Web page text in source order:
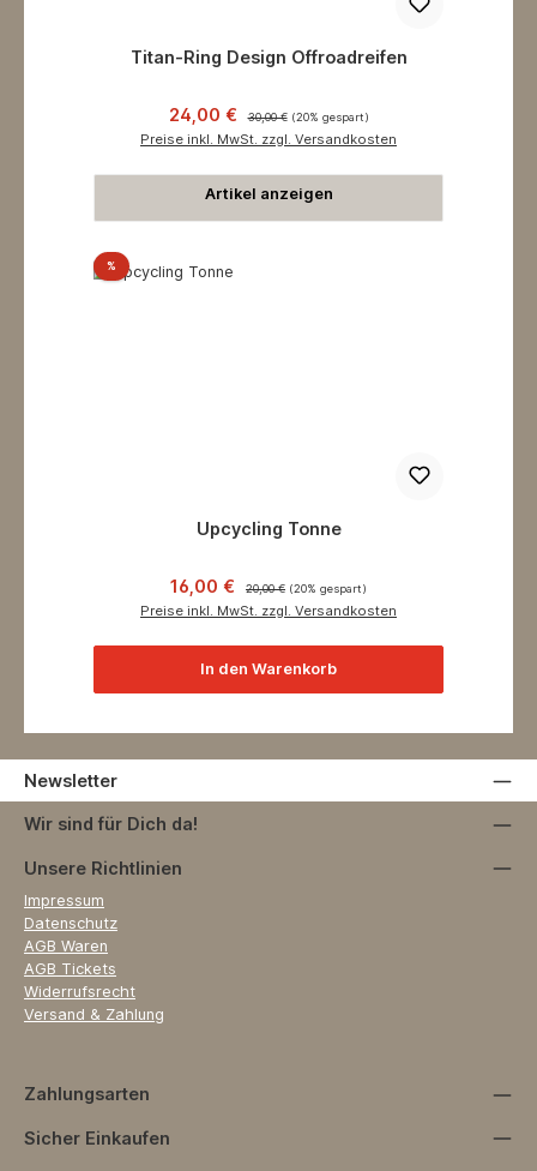
Titan-Ring Design Offroadreifen
Verkaufspreis:
24,00 € 30,00 € (20% gespart)
Preise inkl. MwSt. zzgl. Versandkosten
Artikel anzeigen
%Rabatt
Upcycling Tonne
Verkaufspreis:
16,00 € 20,00 € (20% gespart)
Preise inkl. MwSt. zzgl. Versandkosten
In den Warenkorb
Newsletter
Wir sind für Dich da!
Unsere Richtlinien
Impressum
Datenschutz
AGB Waren
AGB Tickets
Widerrufsrecht
Versand & Zahlung
Zahlungsarten
Sicher Einkaufen